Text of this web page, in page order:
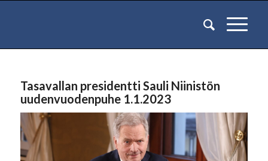
Tasavallan presidentti Sauli Niinistön
uudenvuodenpuhe 1.1.2023